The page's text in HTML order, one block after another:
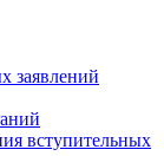
заявлений
вступительных